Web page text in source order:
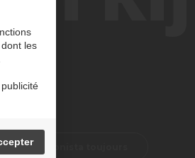
Maashionista toujours
les